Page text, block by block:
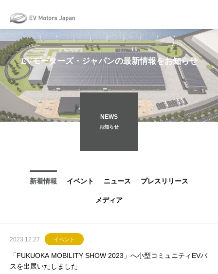
EVモーターズ・ジャパンの最新情報をお知らせ
NEWS
お知らせ
新着情報 イベント ニュース プレスリリース
メディア
2023.12.27 イベント
「FUKUOKA MOBILITY SHOW 2023」へ小型コミュニティEVバ
スを出展いたしました
seriously. Please see our privacy policy for details and any questions.